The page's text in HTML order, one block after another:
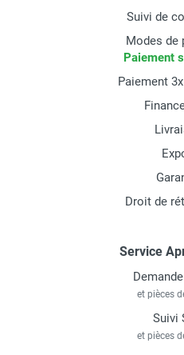
Suivi de
Modes de
Paiement
Paiement
Droit de
Service
et pièces
Suivi
et pièces